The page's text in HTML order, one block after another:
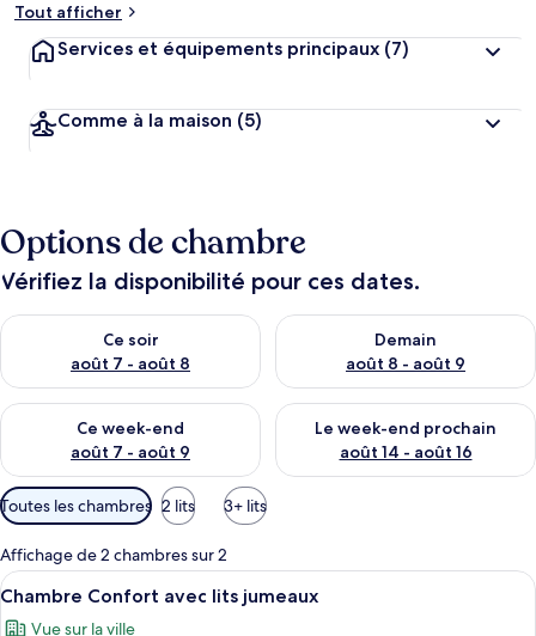
Tout afficher
Services et équipements principaux (7)
Comme à la maison (5)
Options de chambre
Vérifiez la disponibilité pour ces dates.
Ce soir
août 7 - août 8
Vérifier la disponibilité pour ce soir août 7 - août 8
Demain
août 8 - août 9
Vérifier la disponibilité pour
Ce week-end
août 7 - août 9
Vérifier la disponibilité pour ce week-end août 7 - août 9
Le week-end prochain
août 14 - août 16
Vérifier la disponibilité pour
Filtres
disponibles
pour
les
chambres
Toutes les chambres 2 lits 3+ lits
Affichage de 2 chambres sur 2
Afficher
toutes
Un lit double avec deux oreillers et
6
Chambre Confort avec lits jumeaux
Vue sur la ville